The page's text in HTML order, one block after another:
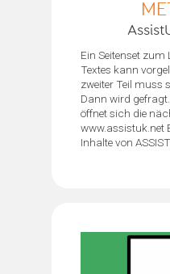
Ein Seitenset zum
Textes kann
zweiter Teil muss
Dann wird
öffnet sich die
www.assistuk.net
Inhalte von